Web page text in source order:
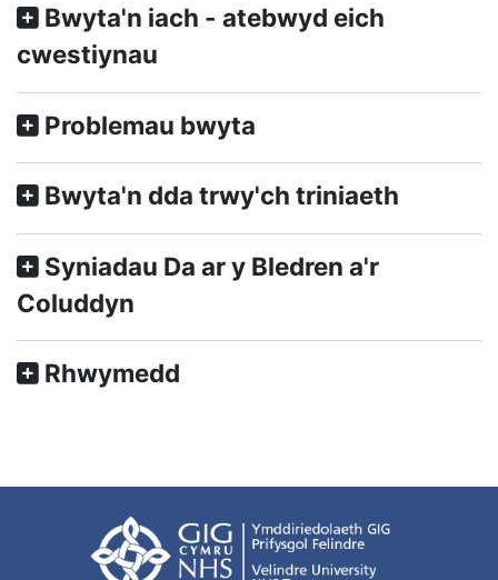
Bwyta'n iach - atebwyd eich
cwestiynau
Problemau bwyta
Bwyta'n dda trwy'ch triniaeth
Syniadau Da ar y Bledren a'r
Coluddyn
Rhwymedd